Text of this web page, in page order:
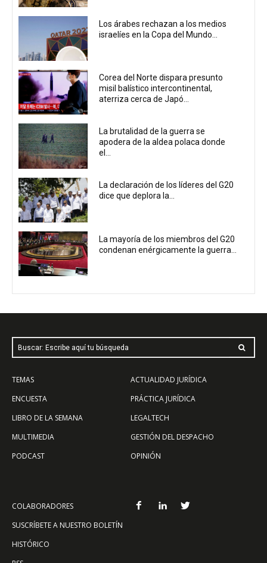
Los árabes rechazan a los medios
israelíes en la Copa del Mundo...
Corea del Norte dispara presunto
misil balístico intercontinental,
aterriza cerca de Japó...
La brutalidad de la guerra se
apodera de la aldea polaca donde
el...
La declaración de los líderes del G20
dice que deplora la...
La mayoría de los miembros del G20
condenan enérgicamente la guerra...
Buscar: Escribe aquí tu búsqueda
TEMAS
ENCUESTA
LIBRO DE LA SEMANA
MULTIMEDIA
PODCAST
ACTUALIDAD JURÍDICA
PRÁCTICA JURÍDICA
LEGALTECH
GESTIÓN DEL DESPACHO
OPINIÓN
COLABORADORES
SUSCRÍBETE A NUESTRO BOLETÍN
HISTÓRICO